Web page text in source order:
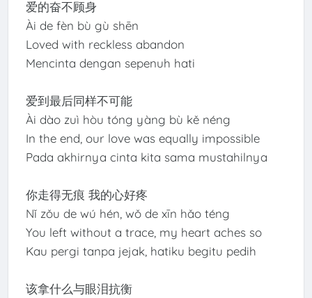
爱的奋不顾身
Ài de fèn bù gù shēn
Loved with reckless abandon
Mencinta dengan sepenuh hati
爱到最后同样不可能
Ài dào zuì hòu tóng yàng bù kě néng
In the end, our love was equally impossible
Pada akhirnya cinta kita sama mustahilnya
你走得无痕 我的心好疼
Nǐ zǒu de wú hén, wǒ de xīn hǎo téng
You left without a trace, my heart aches so
Kau pergi tanpa jejak, hatiku begitu pedih
该拿什么与眼泪抗衡